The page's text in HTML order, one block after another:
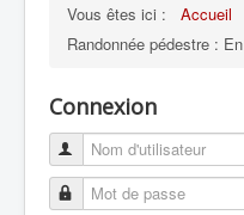
TOUT SUR LE GUMS
ESCALADE
ALPINISME
Vous êtes ici : Accueil
Randonnée pédestre :
Connexion